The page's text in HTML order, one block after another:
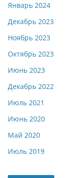
Январь 2024
Декабрь 2023
Ноябрь 2023
Октябрь 2023
Июнь 2023
Декабрь 2022
Июль 2021
Июнь 2020
Май 2020
Июль 2019